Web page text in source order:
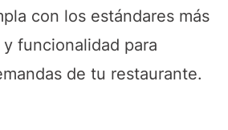
con los estándares más
funcionalidad para
de tu restaurante.